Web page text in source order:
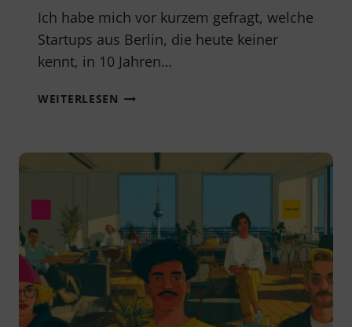
Ich habe mich vor kurzem gefragt, welche
Startups aus Berlin, die heute keiner
kennt, in 10 Jahren…
WEITERLESEN DIE
AUS
BERLIN